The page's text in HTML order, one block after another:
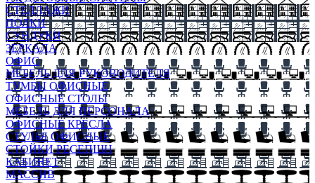
СТЕЛЛАЖИ
ПОЛКИ
СУНДУКИ
ЗЕРКАЛА
ОФИС
МЕБЕЛЬ ДЛЯ РУКОВОДИТЕЛЯ
ТУМБЫ ОФИСНЫЕ
ОФИСНЫЕ СТОЛЫ
МЕБЕЛЬ ДЛЯ ПЕРСОНАЛА
ОФИСНЫЕ КРЕСЛА
СТУЛЬЯ ОФИСНЫЕ
СТОЙКИ РЕСЕПШН
КАБИНЕТ
МАССИВ